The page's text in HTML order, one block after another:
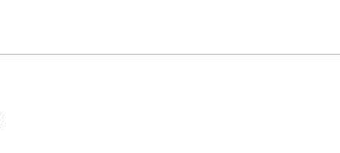
mentre Roma sale sul